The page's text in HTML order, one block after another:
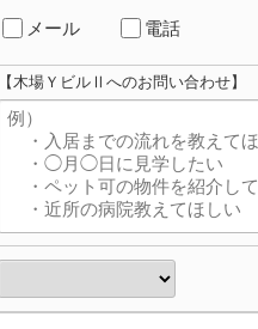
メール 電話
【木場ＹビルⅡへのお問い合わせ】